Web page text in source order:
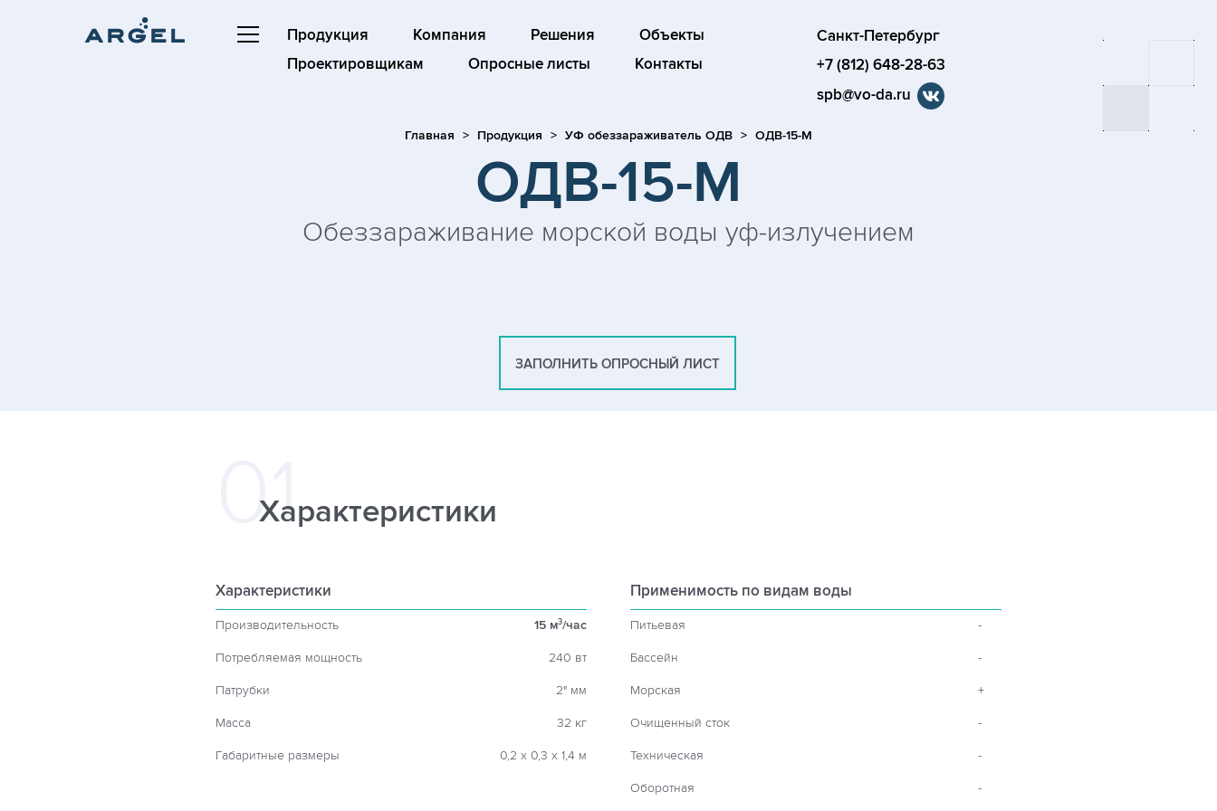
Продукция Компания Решения
Объекты
Проектировщикам
Опросные листы Контакты
Санкт-Петербург
+7 (812) 648-28-63
spb@vo-da.ru
Главная Продукция УФ обеззараживатель ОДВ ОДВ-15-М
ОДВ-15-М
Обеззараживание морской воды уф-излучением
ЗАПОЛНИТЬ ОПРОСНЫЙ ЛИСТ
Характеристики
Характеристики
Производительность 15 м3/час
Потребляемая мощность 240 вт
Патрубки 2" мм
Масса 32 кг
Габаритные размеры 0,2 х 0,3 х 1,4 м
Применимость по видам воды
Питьевая -
Бассейн -
Морская +
Очищенный сток -
Техническая -
Оборотная -